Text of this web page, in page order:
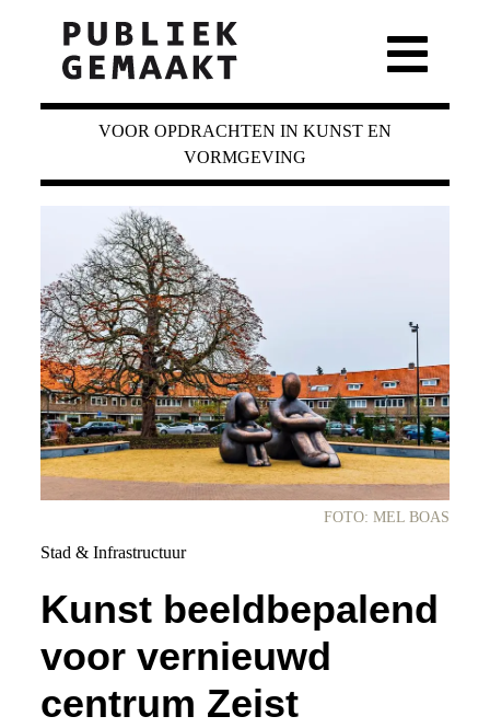
VOOR OPDRACHTEN IN KUNST EN
VORMGEVING
FOTO: MEL BOAS
Stad & Infrastructuur
Kunst beeldbepalend
voor vernieuwd
centrum Zeist